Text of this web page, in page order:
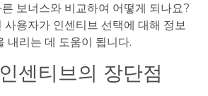
보너스와 비교하여 어떻게 되나요?
사용자가 인센티브 선택에 대해 정보
내리는 데 도움이 됩니다.
센티브의 장단점